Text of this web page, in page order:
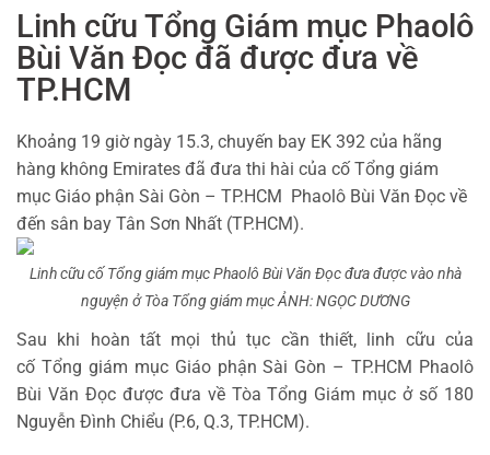
Linh cữu Tổng Giám mục Phaolô
Bùi Văn Đọc đã được đưa về
TP.HCM
Khoảng 19 giờ ngày 15.3, chuyến bay EK 392 của hãng
hàng không Emirates đã đưa thi hài của cố Tổng giám
mục Giáo phận Sài Gòn – TP.HCM Phaolô Bùi Văn Đọc về
đến sân bay Tân Sơn Nhất (TP.HCM).
Linh cữu cố Tổng giám mục Phaolô Bùi Văn Đọc đưa được vào nhà
nguyện ở Tòa Tổng giám mục ẢNH: NGỌC DƯƠNG
Sau khi hoàn tất mọi thủ tục cần thiết, linh cữu của
cố Tổng giám mục Giáo phận Sài Gòn – TP.HCM Phaolô
Bùi Văn Đọc được đưa về Tòa Tổng Giám mục ở số 180
Nguyễn Đình Chiểu (P.6, Q.3, TP.HCM).